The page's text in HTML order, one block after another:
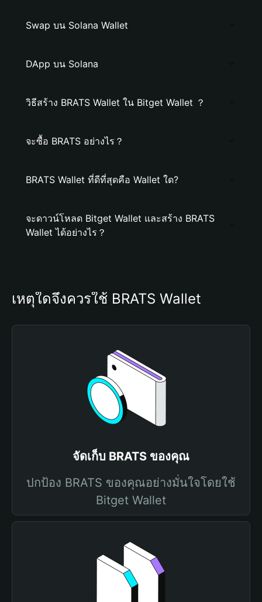
Swap บน Solana Wallet
DApp บน Solana
วิธีสร้าง BRATS Wallet ใน Bitget Wallet ？
จะซื้อ BRATS อย่างไร？
BRATS Wallet ที่ดีที่สุดคือ Wallet ใด?
จะดาวน์โหลด Bitget Wallet และสร้าง BRATS
Wallet ได้อย่างไร？
เหตุใดจึงควรใช้ BRATS Wallet
จัดเก็บ BRATS ของคุณ
ปกป้อง BRATS ของคุณอย่างมั่นใจโดยใช้
Bitget Wallet